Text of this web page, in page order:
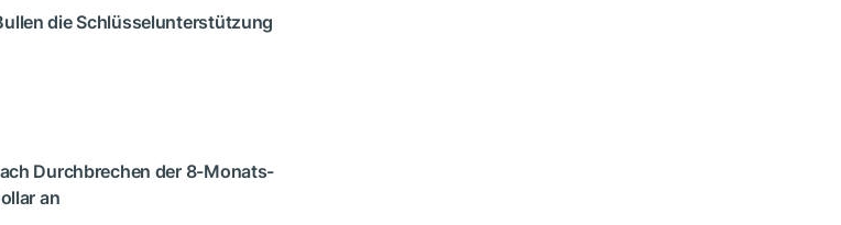
die Schlüsselunterstützung
Durchbrechen der 8-Monats-
an